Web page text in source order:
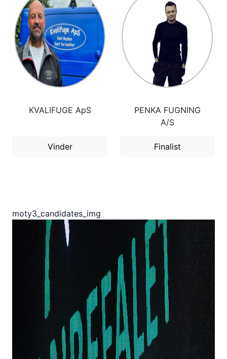
KVALIFUGE ApS
Vinder
PENKA FUGNING
A/S
Finalist
moty3_candidates_img